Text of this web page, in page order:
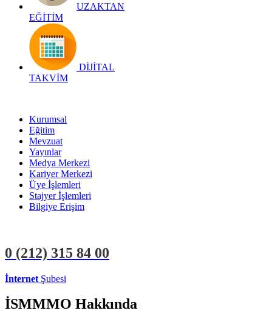
UZAKTAN
EĞİTİM
DİJİTAL
TAKVİM
Kurumsal
Eğitim
Mevzuat
Yayınlar
Medya Merkezi
Kariyer Merkezi
Üye İşlemleri
Stajyer İşlemleri
Bilgiye Erişim
0 (212) 315 84 00
İnternet Şubesi
İSMMMO Hakkında